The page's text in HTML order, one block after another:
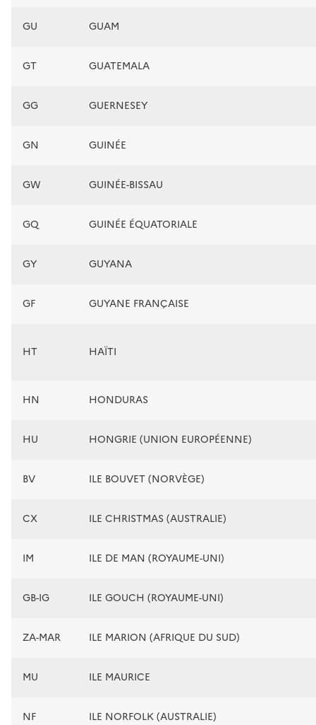
GU GUAM
GT GUATEMALA
GG GUERNESEY
GN GUINÉE
GW GUINÉE-BISSAU
GQ GUINÉE ÉQUATORIALE
GY GUYANA
GF GUYANE FRANÇAISE
HT HAÏTI
HN HONDURAS
HU HONGRIE (UNION EUROPÉENNE)
BV ILE BOUVET (NORVÈGE)
CX ILE CHRISTMAS (AUSTRALIE)
IM ILE DE MAN (ROYAUME-UNI)
GB-IG ILE GOUCH (ROYAUME-UNI)
ZA-MAR ILE MARION (AFRIQUE DU SUD)
MU ILE MAURICE
NF ILE NORFOLK (AUSTRALIE)